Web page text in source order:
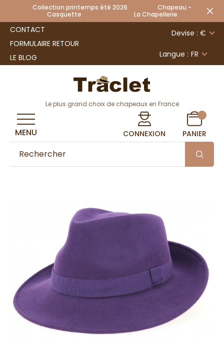
Collection printemps été 2026 Chapeau -
Casquette La Chapellerie
CONTACT
FORMULAIRE RETOUR
LE BLOG
Devise : €
Langue : FR
Le plus grand choix de chapeaux en France
CONNEXION PANIER
MENU